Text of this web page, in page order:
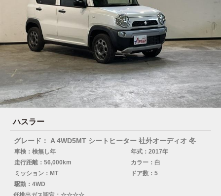
ハスラー
グレード： A 4WD5MT シートヒーター 社外オーディオ 冬
車検：検無し年
年式：2017年
走行距離：56,000km
カラー：白
ミッション：MT
ドア数：5
駆動：4WD